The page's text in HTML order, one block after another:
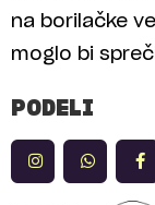
na borilačke
moglo bi
PODELI